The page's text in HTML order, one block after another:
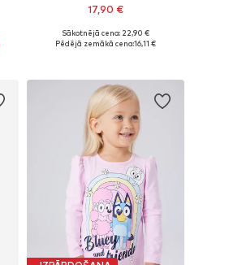
17,90 €
Pieejams daudzos izmēros
Sākotnējā cena: 22,90 €
Pēdējā zemākā cena:16,11 €